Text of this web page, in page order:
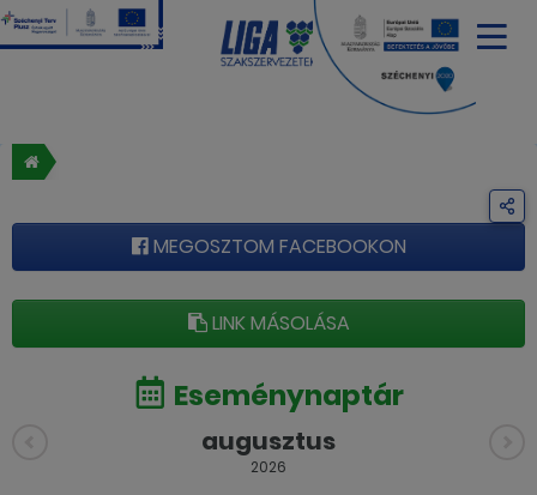
MEGOSZTOM FACEBOOKON
LINK MÁSOLÁSA
Eseménynaptár
augusztus
2026